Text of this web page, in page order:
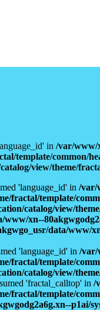
in /var/www/
template/common/
view/theme/
'language_id' in /var/
fractal/template/
catalog/view/
xn--
data/www/
'language_id' in /var/
fractal/template/
catalog/view/
'fractal_calltop' in /
fractal/template/
p1ai/